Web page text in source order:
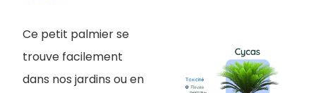
Ce petit palmier se
trouve facilement
dans nos jardins ou en